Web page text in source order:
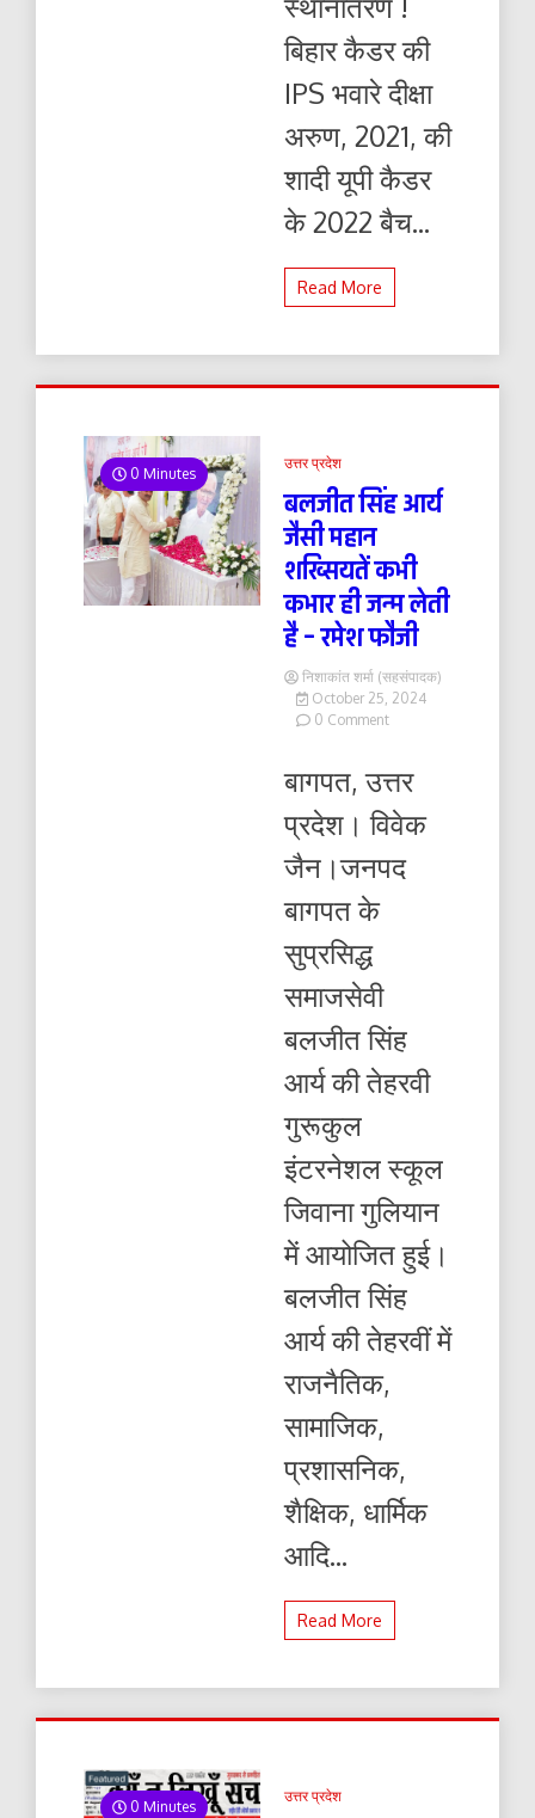
बिहार कैडर की
IPS भवारे दीक्षा
अरुण, 2021, की
शादी यूपी कैडर
के 2022 बैच...
Read More
0 Minutes
उत्तर प्रदेश
बलजीत सिंह आर्य
जैसी महान
शख्सियतें कभी
कभार ही जन्म लेती
है – रमेश फौजी
निशाकांत शर्मा (सहसंपादक)
October 25, 2024
0 Commenton
आर्य
जैसी
महान
कभी
फौजी
बागपत, उत्तर
प्रदेश। विवेक
जैन।जनपद
बागपत के
सुप्रसिद्ध
समाजसेवी
बलजीत सिंह
आर्य की तेहरवी
गुरूकुल
इंटरनेशल स्कूल
जिवाना गुलियान
में आयोजित हुई।
बलजीत सिंह
आर्य की तेहरवीं में
राजनैतिक,
सामाजिक,
प्रशासनिक,
शैक्षिक, धार्मिक
आदि...
Read More
0 Minutes
उत्तर प्रदेश